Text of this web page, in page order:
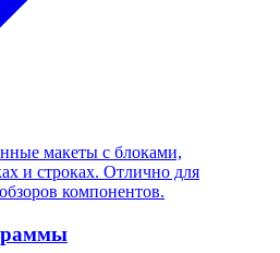
макеты с блоками,
и строках. Отлично для
компонентов.